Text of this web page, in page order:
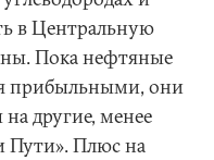
в Центральную
Пока нефтяные
прибыльными, они
другие, менее
Пути». Плюс на